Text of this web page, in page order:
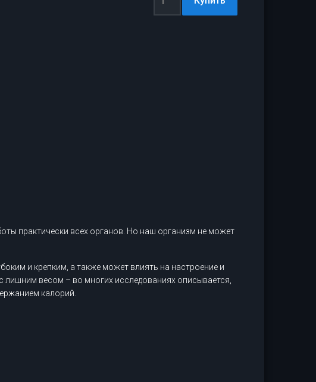
практически всех органов. Но наш организм не может
и крепким, а также может влиять на настроение и
весом – во многих исследованиях описывается,
калорий.